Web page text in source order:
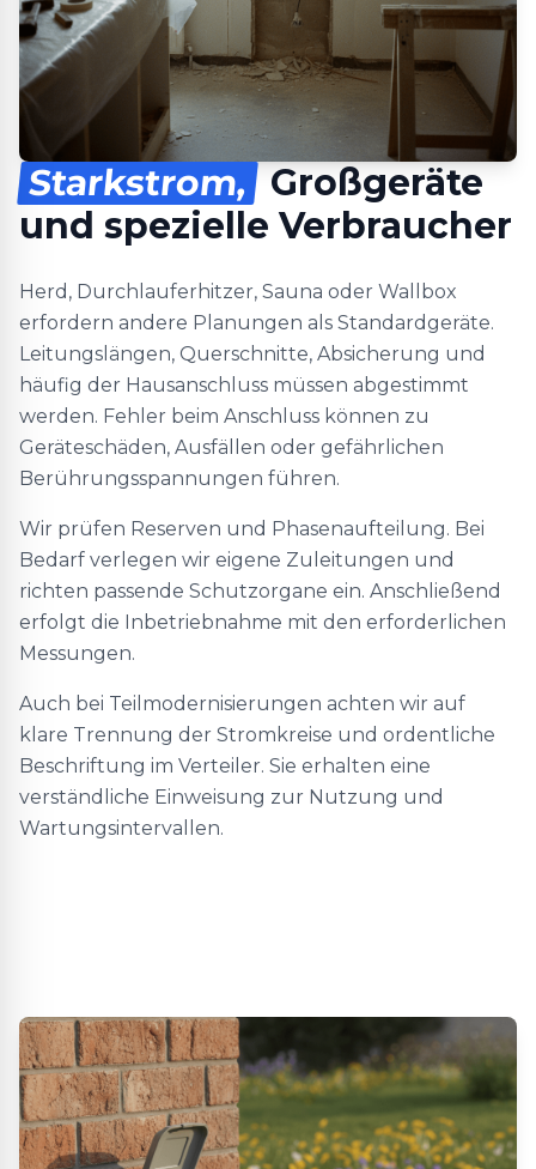
Starkstrom,
Großgeräte
und spezielle Verbraucher
Herd, Durchlauferhitzer, Sauna oder Wallbox
erfordern andere Planungen als Standardgeräte.
Leitungslängen, Querschnitte, Absicherung und
häufig der Hausanschluss müssen abgestimmt
werden. Fehler beim Anschluss können zu
Geräteschäden, Ausfällen oder gefährlichen
Berührungsspannungen führen.
Wir prüfen Reserven und Phasenaufteilung. Bei
Bedarf verlegen wir eigene Zuleitungen und
richten passende Schutzorgane ein. Anschließend
erfolgt die Inbetriebnahme mit den erforderlichen
Messungen.
Auch bei Teilmodernisierungen achten wir auf
klare Trennung der Stromkreise und ordentliche
Beschriftung im Verteiler. Sie erhalten eine
verständliche Einweisung zur Nutzung und
Wartungsintervallen.